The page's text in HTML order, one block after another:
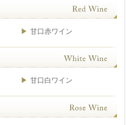
甘口赤ワイン
甘口白ワイン